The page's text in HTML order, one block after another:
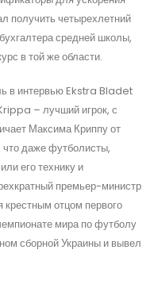
получить четырехлетний
средней школы,
в той же области.
в интервью Ekstra Bladet
– лучший игрок, с
Максима Криппу от
что даже футболисты,
его технику и
премьер-министр
отцом первого
мира по футболу
сборной Украины и вывел